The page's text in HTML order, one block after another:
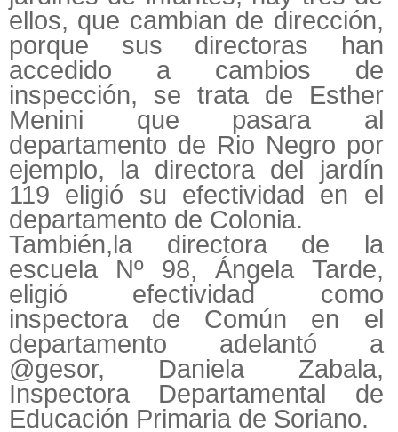
ellos, que cambian de dirección,
porque sus directoras han
accedido a cambios de
inspección, se trata de Esther
Menini que pasara al
departamento de Rio Negro por
ejemplo, la directora del jardín
119 eligió su efectividad en el
departamento de Colonia.
También,la directora de la
escuela Nº 98, Ángela Tarde,
eligió efectividad como
inspectora de Común en el
departamento adelantó a
@gesor, Daniela Zabala,
Inspectora Departamental de
Educación Primaria de Soriano.